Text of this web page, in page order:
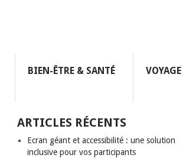
BIEN-ÊTRE & SANTÉ VOYAGE
ARTICLES RÉCENTS
Ecran géant et accessibilité : une solution
inclusive pour vos participants